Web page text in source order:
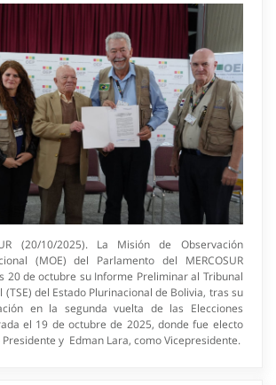
(20/10/2025). La Misión de Observación
(MOE) del Parlamento del MERCOSUR
20 de octubre su Informe Preliminar al Tribunal
(TSE) del Estado Plurinacional de Bolivia, tras su
en la segunda vuelta de las Elecciones
el 19 de octubre de 2025, donde fue electo
Presidente y Edman Lara, como Vicepresidente.